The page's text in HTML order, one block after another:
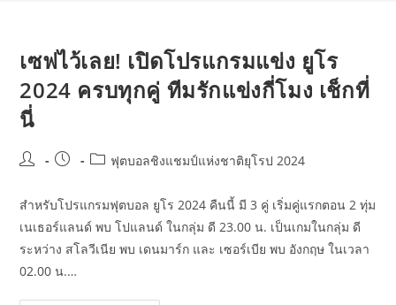
เซฟไว้เลย! เปิดโปรแกรมแข่ง ยูโร
2024 ครบทุกคู่ ทีมรักแข่งกี่โมง เช็กที่
นี่
Post
Post
Postฟุตบอลชิงแชมป์แห่งชาติยุโรป 2024
สำหรับโปรแกรมฟุตบอล ยูโร 2024 คืนนี้ มี 3 คู่ เริ่มคู่แรกตอน 2 ทุ่ม
เนเธอร์แลนด์ พบ โปแลนด์ ในกลุ่ม ดี 23.00 น. เป็นเกมในกลุ่ม ดี
ระหว่าง สโลวีเนีย พบ เดนมาร์ก และ เซอร์เบีย พบ อังกฤษ ในเวลา
02.00 น.…